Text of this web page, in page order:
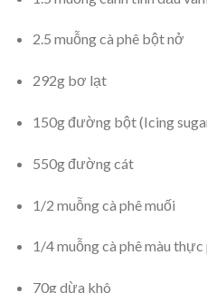
2.5 muỗng cà phê bột nở
292g bơ lạt
150g đường bột (Icing
550g đường cát
1/2 muỗng cà phê muối
1/4 muỗng cà phê màu thực
70g dừa khô